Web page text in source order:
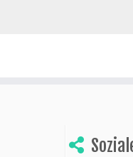
entdecken